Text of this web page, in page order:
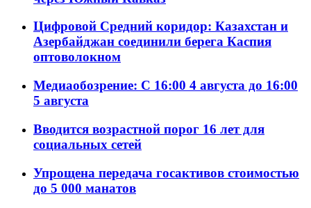
Цифровой Средний коридор: Казахстан и
Азербайджан соединили берега Каспия
оптоволокном
Медиаобозрение: С 16:00 4 августа до 16:00
5 августа
Вводится возрастной порог 16 лет для
социальных сетей
Упрощена передача госактивов стоимостью
до 5 000 манатов